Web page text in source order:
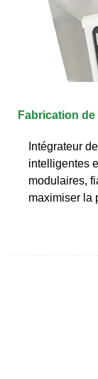
Fabrication
Intégrateur
intelligentes
modulaires,
maximiser la